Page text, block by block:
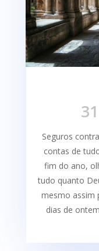
Seguros
contas de
fim do ano,
tudo quanto
mesmo assim
dias de